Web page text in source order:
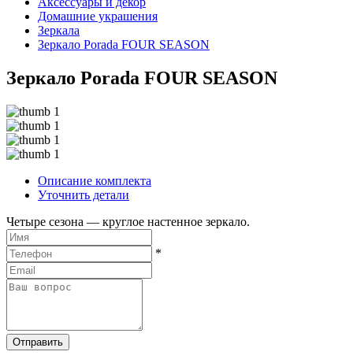
Домашние украшения
Зеркала
Зеркало Porada FOUR SEASON
Зеркало Porada FOUR SEASON
Описание комплекта
Уточнить детали
Четыре сезона — круглое настенное зеркало.
*
Отправить